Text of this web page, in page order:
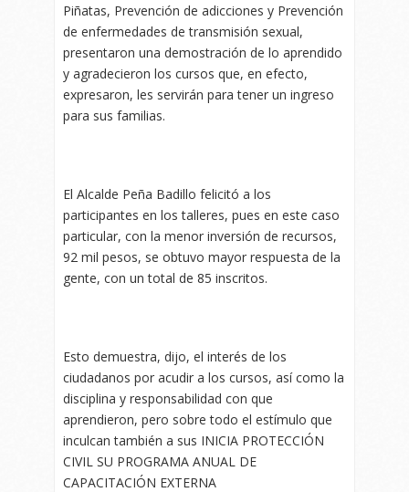
Piñatas, Prevención de adicciones y Prevención
de enfermedades de transmisión sexual,
presentaron una demostración de lo aprendido
y agradecieron los cursos que, en efecto,
expresaron, les servirán para tener un ingreso
para sus familias.
El Alcalde Peña Badillo felicitó a los
participantes en los talleres, pues en este caso
particular, con la menor inversión de recursos,
92 mil pesos, se obtuvo mayor respuesta de la
gente, con un total de 85 inscritos.
Esto demuestra, dijo, el interés de los
ciudadanos por acudir a los cursos, así como la
disciplina y responsabilidad con que
aprendieron, pero sobre todo el estímulo que
inculcan también a sus INICIA PROTECCIÓN
CIVIL SU PROGRAMA ANUAL DE
CAPACITACIÓN EXTERNA